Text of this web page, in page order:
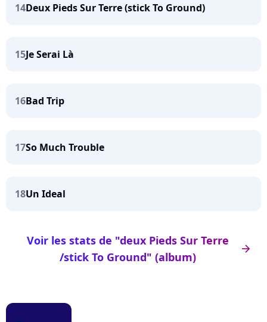
14Deux Pieds Sur Terre (stick To Ground)
15Je Serai Là
16Bad Trip
17So Much Trouble
18Un Ideal
arrow_right
Voir les stats de "deux Pieds Sur Terre
/stick To Ground" (album)